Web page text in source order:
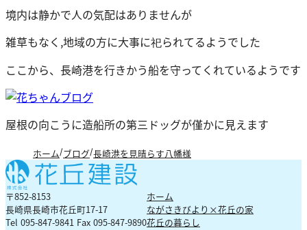
境内は静かで人の気配はありませんが
雑草もなく,地域の方に大事に祀られてるようでした
ここから、長崎港を行きかう船を守ってくれているようです
屋根の向こうに造船所の第三ドッグが僅かに見えます
ホーム ブログ 長崎港を見晴らす八幡様
〒852-8153
長崎県長崎市花丘町17-17
Tel 095-847-9841 Fax 095-847-9890
ホーム
ながさきびより×花丘の家
花丘の暮らし